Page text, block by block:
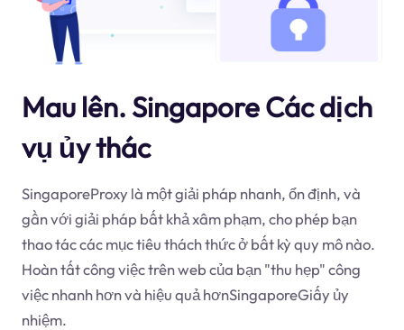
Mau lên. Singapore Các dịch
vụ ủy thác
SingaporeProxy là một giải pháp nhanh, ổn định, và
gần với giải pháp bất khả xâm phạm, cho phép bạn
thao tác các mục tiêu thách thức ở bất kỳ quy mô nào.
Hoàn tất công việc trên web của bạn "thu hẹp" công
việc nhanh hơn và hiệu quả hơnSingaporeGiấy ủy
nhiệm.